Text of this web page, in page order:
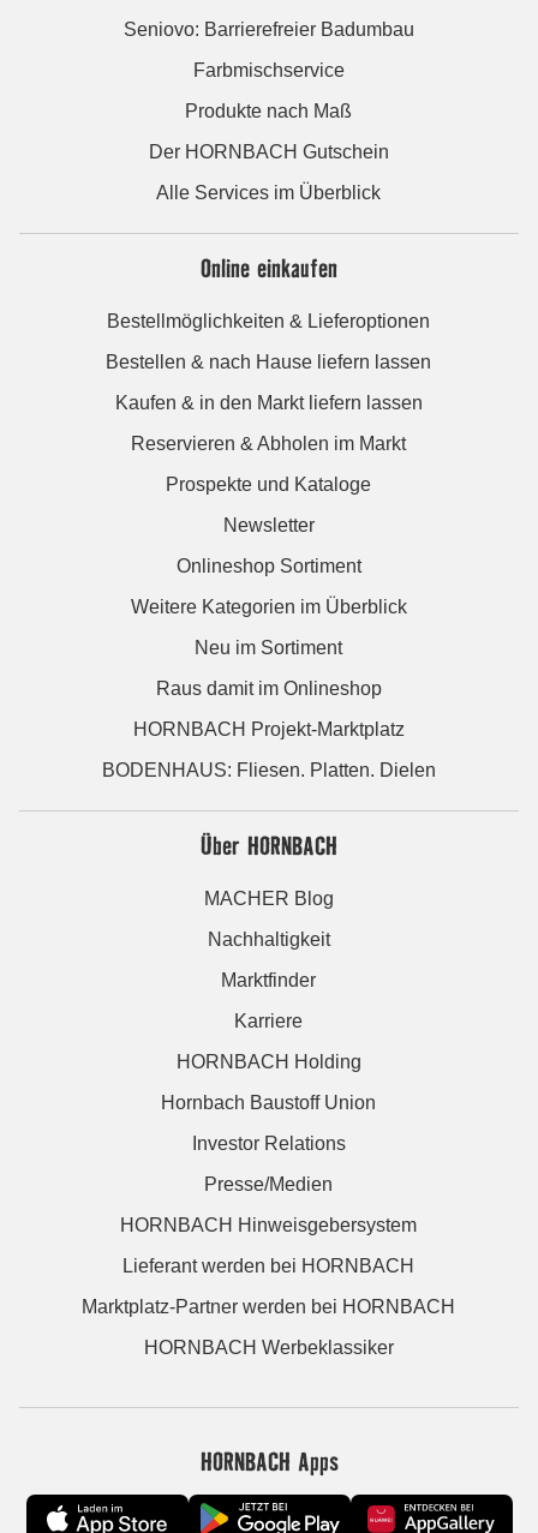
Seniovo: Barrierefreier Badumbau
Farbmischservice
Produkte nach Maß
Der HORNBACH Gutschein
Alle Services im Überblick
Online einkaufen
Bestellmöglichkeiten & Lieferoptionen
Bestellen & nach Hause liefern lassen
Kaufen & in den Markt liefern lassen
Reservieren & Abholen im Markt
Prospekte und Kataloge
Newsletter
Onlineshop Sortiment
Weitere Kategorien im Überblick
Neu im Sortiment
Raus damit im Onlineshop
HORNBACH Projekt-Marktplatz
BODENHAUS: Fliesen. Platten. Dielen
Über HORNBACH
MACHER Blog
Nachhaltigkeit
Marktfinder
Karriere
HORNBACH Holding
Hornbach Baustoff Union
Investor Relations
Presse/Medien
HORNBACH Hinweisgebersystem
Lieferant werden bei HORNBACH
Marktplatz-Partner werden bei HORNBACH
HORNBACH Werbeklassiker
HORNBACH Apps